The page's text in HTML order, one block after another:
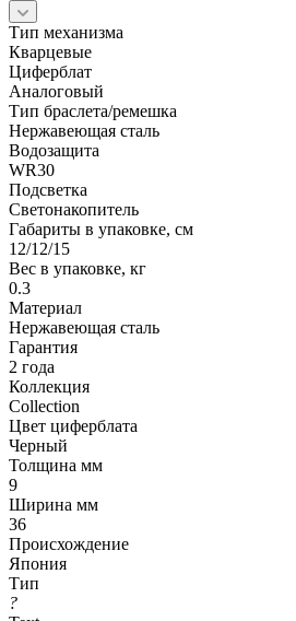
Тип механизма
Кварцевые
Циферблат
Аналоговый
Тип браслета/ремешка
Нержавеющая сталь
Водозащита
WR30
Подсветка
Светонакопитель
Габариты в упаковке, см
12/12/15
Вес в упаковке, кг
0.3
Материал
Нержавеющая сталь
Гарантия
2 года
Коллекция
Collection
Цвет циферблата
Черный
Толщина мм
9
Ширина мм
36
Происхождение
Япония
Тип
?